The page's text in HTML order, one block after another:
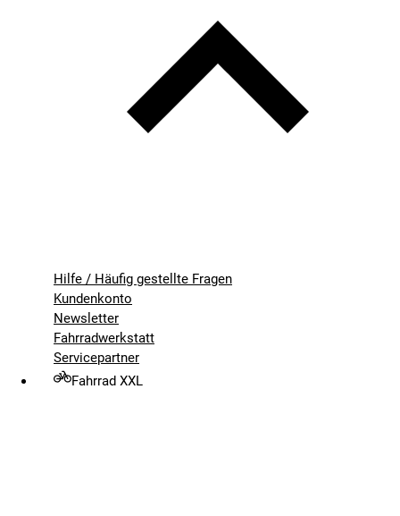
Hilfe / Häufig gestellte Fragen
Kundenkonto
Newsletter
Fahrradwerkstatt
Servicepartner
Fahrrad XXL